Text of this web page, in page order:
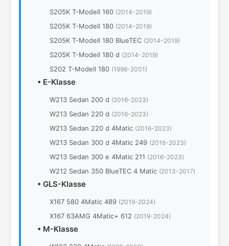
S205K T-Modell 160 (2014-2019)
S205K T-Modell 180 (2014-2019)
S205K T-Modell 180 BlueTEC (2014-2019)
S205K T-Modell 180 d (2014-2019)
S202 T-Modell 180 (1996-2001)
• E-Klasse
W213 Sedan 200 d (2016-2023)
W213 Sedan 220 d (2016-2023)
W213 Sedan 220 d 4Matic (2016-2023)
W213 Sedan 300 d 4Matic 249 (2016-2023)
W213 Sedan 300 e 4Matic 211 (2016-2023)
W212 Sedan 350 BlueTEC 4 Matic (2013-2017)
• GLS-Klasse
X167 580 4Matic 489 (2019-2024)
X167 63AMG 4Matic+ 612 (2019-2024)
• M-Klasse